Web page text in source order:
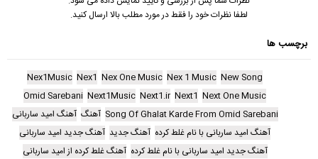
لطفا نظرات خود را فقط در مورد مطلب بالا ارسال کنید.
برچسب ها
New Song
Nex 1 Music
Nex One Music
Nex1
Nex1Music
Next One Music
Next1
Next1.ir
Next1Music
Omid Sarebani
Song Of Ghalat Karde From Omid Sarebani آهنگ آهنگ امید ساربانی
آهنگ امید ساربانی با نام غلط کرده آهنگ جدید آهنگ جدید امید ساربانی
آهنگ جدید امید ساربانی با نام غلط کرده آهنگ غلط کرده از امید ساربانی